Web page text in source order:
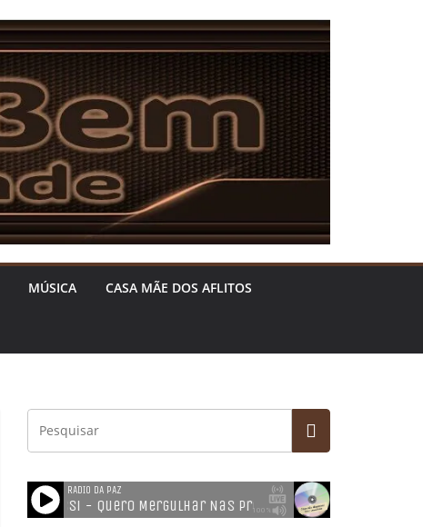
MÚSICA CASA MÃE DOS AFLITOS